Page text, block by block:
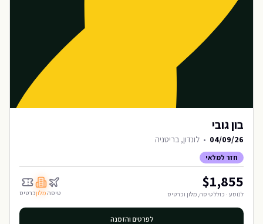
בון גובי
04/09/26
• לונדון, בריטניה
חזר למלאי
$1,855
לנוסע · כולל טיסה, מלון וכרטיס טיסה מלוןכרטיס
לפרטים והזמנה